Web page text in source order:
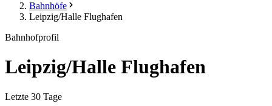
Bahnhöfe
Leipzig/Halle Flughafen
Bahnhofprofil
Leipzig/Halle Flughafen
Letzte 30 Tage